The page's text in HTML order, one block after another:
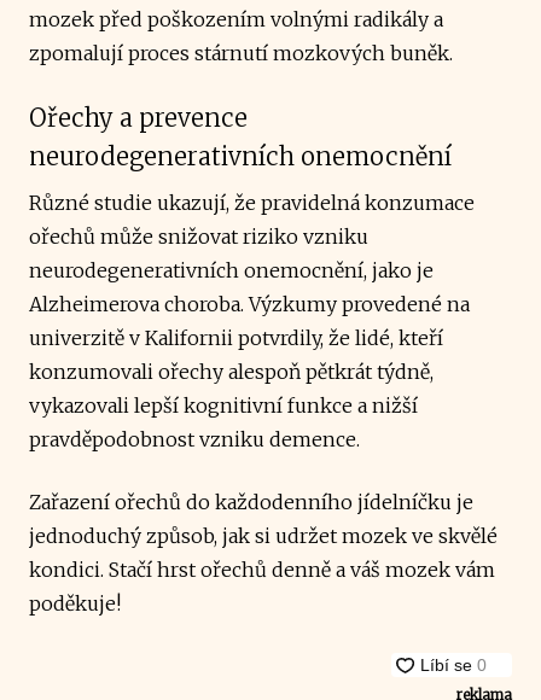
mozek před poškozením volnými radikály a
zpomalují proces stárnutí mozkových buněk.
Ořechy a prevence
neurodegenerativních onemocnění
Různé studie ukazují, že pravidelná konzumace
ořechů může snižovat riziko vzniku
neurodegenerativních onemocnění, jako je
Alzheimerova choroba. Výzkumy provedené na
univerzitě v Kalifornii potvrdily, že lidé, kteří
konzumovali ořechy alespoň pětkrát týdně,
vykazovali lepší kognitivní funkce a nižší
pravděpodobnost vzniku demence.
Zařazení ořechů do každodenního jídelníčku je
jednoduchý způsob, jak si udržet mozek ve skvělé
kondici. Stačí hrst ořechů denně a váš mozek vám
poděkuje!
reklama